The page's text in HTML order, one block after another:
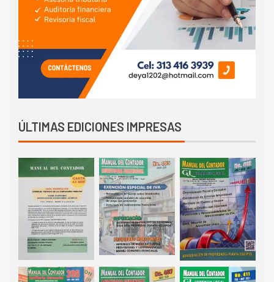
ÚLTIMAS EDICIONES IMPRESAS